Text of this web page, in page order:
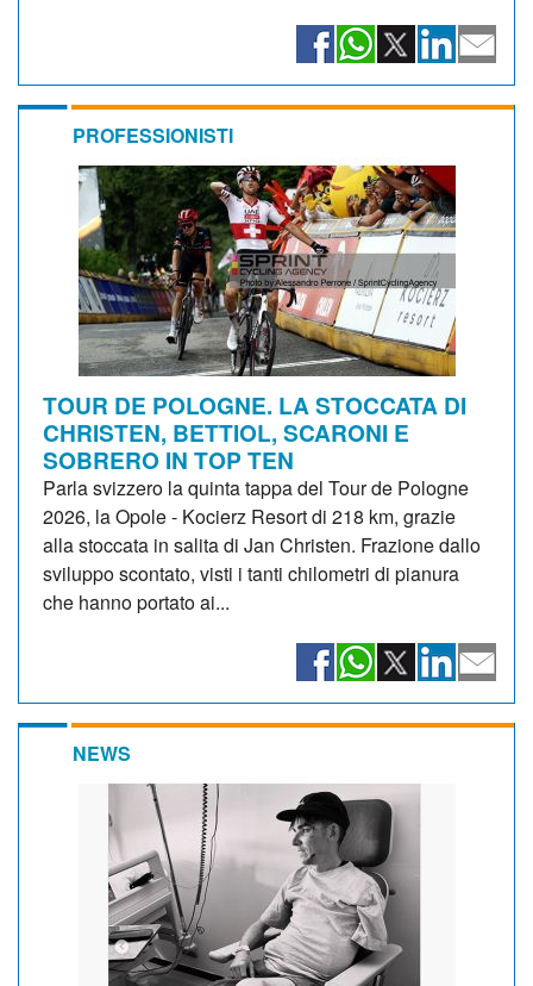
PROFESSIONISTI
TOUR DE POLOGNE. LA STOCCATA DI
CHRISTEN, BETTIOL, SCARONI E
SOBRERO IN TOP TEN
Parla svizzero la quinta tappa del Tour de Pologne
2026, la Opole - Kocierz Resort di 218 km, grazie
alla stoccata in salita di Jan Christen. Frazione dallo
sviluppo scontato, visti i tanti chilometri di pianura
che hanno portato ai...
NEWS